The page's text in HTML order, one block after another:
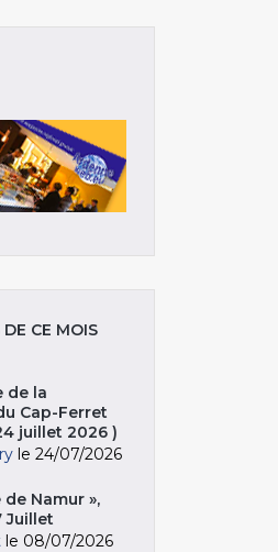
CE MOIS
de la
Cap-Ferret
juillet 2026 )
le 24/07/2026
de Namur »,
Juillet
le 08/07/2026